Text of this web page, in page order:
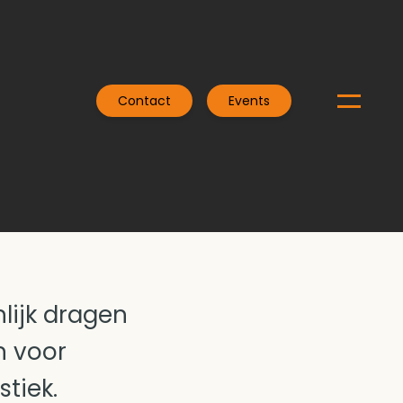
Contact Events
dragen
voor